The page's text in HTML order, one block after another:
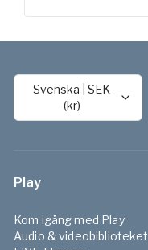
Svenska |SEK
(kr)
Play
Kom igång med Play
Audio & videobiblioteket